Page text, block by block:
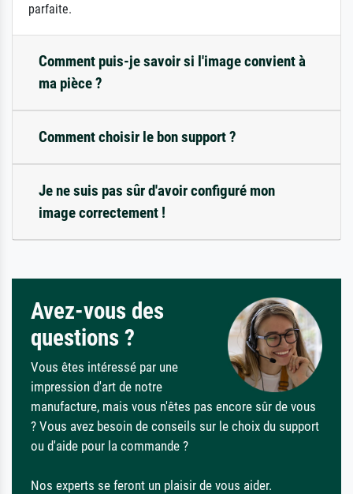
parfaite.
Comment puis-je savoir si l'image convient à
ma pièce ?
Comment choisir le bon support ?
Je ne suis pas sûr d'avoir configuré mon
image correctement !
Avez-vous des
questions ?
Vous êtes intéressé par une
impression d'art de notre
manufacture, mais vous n'êtes pas encore sûr de vous
? Vous avez besoin de conseils sur le choix du support
ou d'aide pour la commande ?
Nos experts se feront un plaisir de vous aider.